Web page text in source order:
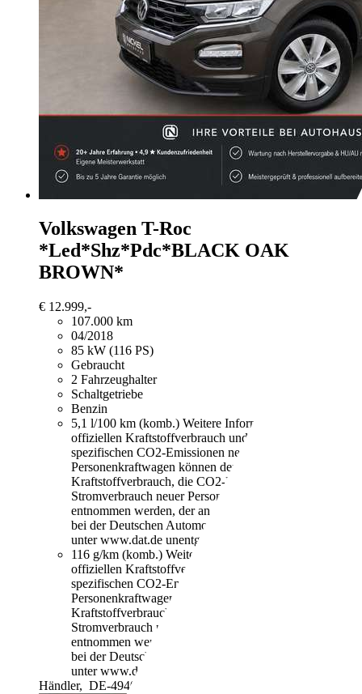
Volkswagen T-Roc
*Led*Shz*Pdc*BLACK OAK
BROWN*
€ 12.999,-
107.000 km
04/2018
85 kW (116 PS)
Gebraucht
2 Fahrzeughalter
Schaltgetriebe
Benzin
5,1 l/100 km (komb.) Weitere Informationen zum
offiziellen Kraftstoffverbrauch und den offiziellen
spezifischen CO2-Emissionen neuer
Personenkraftwagen können dem "Leitfaden über den
Kraftstoffverbrauch, die CO2-Emissionen und den
Stromverbrauch neuer Personenkraftwagen"
entnommen werden, der an allen Verkaufsstellen und
bei der Deutschen Automobil Treuhand GmbH
unter www.dat.de unentgeltlich erhältlich ist.
116 g/km (komb.) Weitere Informationen zum
offiziellen Kraftstoffverbrauch und den offiziellen
spezifischen CO2-Emissionen neuer
Personenkraftwagen können dem "Leitfaden über den
Kraftstoffverbrauch, die CO2-Emissionen und den
Stromverbrauch neuer Personenkraftwagen"
entnommen werden, der an allen Verkaufsstellen und
bei der Deutschen Automobil Treuhand GmbH
unter www.dat.de unentgeltlich erhältlich ist.
Händler, DE-49401 Damme